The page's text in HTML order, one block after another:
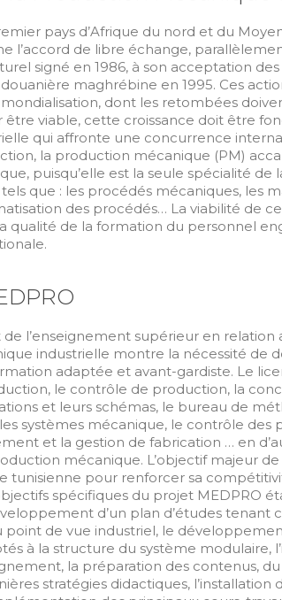
pays d’Afrique du nord et du
l’accord de libre échange,
signé en 1986, à son acceptation des
douanière maghrébine en 1995. Ces
mondialisation, dont les retombées
viable, cette croissance doit être
qui affronte une concurrence
la production mécanique (PM)
puisqu’elle est la seule spécialité
que : les procédés mécaniques, les
des procédés… La viabilité de
qualité de la formation du personnel
de l’enseignement supérieur en relation
industrielle montre la nécessité de
adaptée et avant-gardiste. Le
le contrôle de production, la
et leurs schémas, le bureau de
systèmes mécanique, le contrôle des
et la gestion de fabrication … en
mécanique. L’objectif majeur
tunisienne pour renforcer sa
spécifiques du projet MEDPRO
d’un plan d’études
point de vue industriel, le
à la structure du système modulaire,
la préparation des contenus,
stratégies didactiques, l’installation